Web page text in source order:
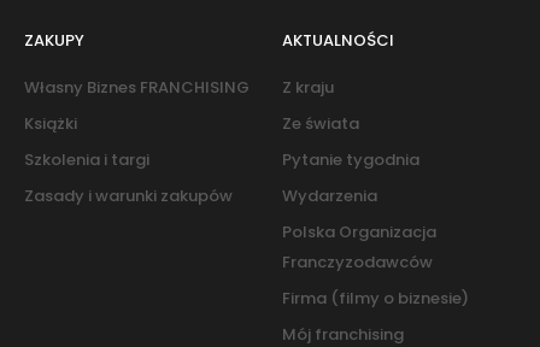
ZAKUPY
Własny Biznes FRANCHISING
Książki
Szkolenia i targi
Zasady i warunki zakupów
AKTUALNOŚCI
Z kraju
Ze świata
Pytanie tygodnia
Wydarzenia
Polska Organizacja
Franczyzodawców
Firma (filmy o biznesie)
Mój franchising